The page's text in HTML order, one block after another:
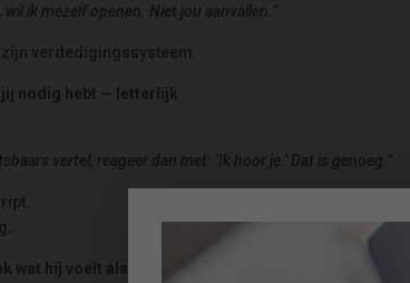
wil ik mezelf openen. Niet jou aanvallen.”
zijn verdedigingssysteem.
jij nodig hebt — letterlijk
vertel, reageer dan met: ‘Ik hoor je.’ Dat is genoeg.”
wat híj voelt als jij iets aankaart